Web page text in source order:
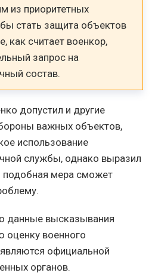
из приоритетных
стать защита объектов
как считает военкор,
запрос на
состав.
допустил и другие
важных объектов,
использование
службы, однако выразил
подобная мера сможет
данные высказывания
оценку военного
официальной
органов.